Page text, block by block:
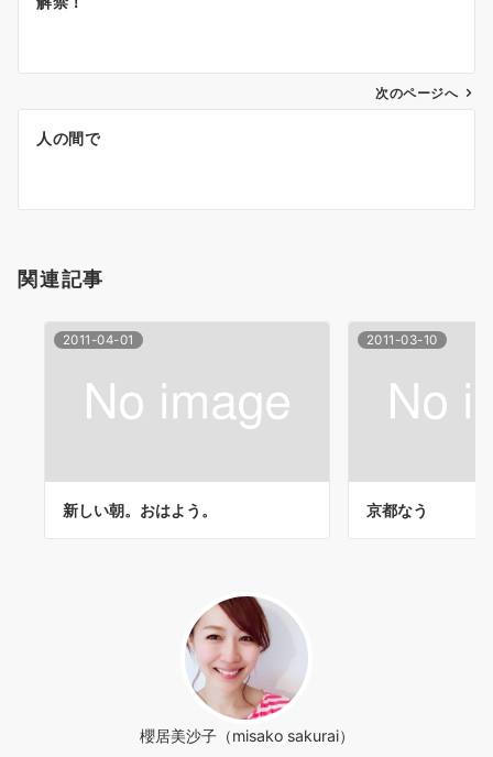
ゲ
シ
ン
次のページへ
人の間で
関連記事
2011-04-01
新しい朝。おはよう。
2011-03-10
京都なう
櫻居美沙子（misako sakurai）